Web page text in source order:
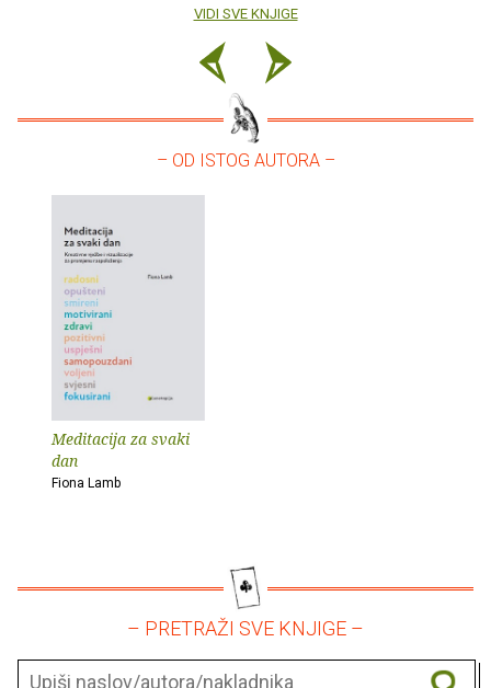
VIDI SVE KNJIGE
– OD ISTOG AUTORA –
Meditacija za svaki
dan
Fiona Lamb
– PRETRAŽI SVE KNJIGE –